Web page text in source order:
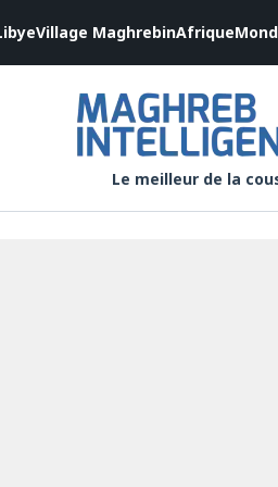
Village MaghrebinAfrique
Le meilleur de la